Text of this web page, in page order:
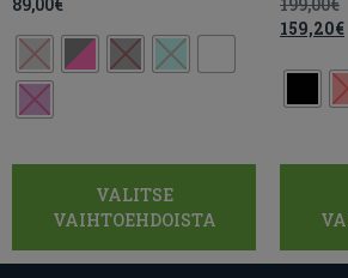
89,00€
VALITSE
VAIHTOEHDOISTA
199,00€
159,20€